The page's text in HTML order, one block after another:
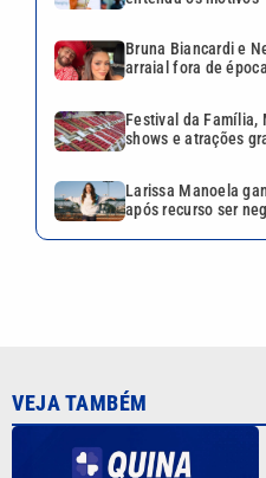
Bruna Biancardi e
arraial fora de
Festival da Família,
shows e atrações
Larissa Manoela
após recurso ser